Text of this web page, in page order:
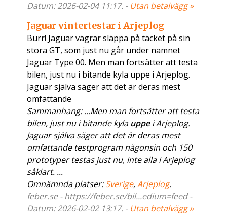
Datum: 2026-02-04 11:17. - Utan betalvägg »
Jaguar vintertestar i Arjeplog
Burr! Jaguar vägrar släppa på täcket på sin
stora GT, som just nu går under namnet
Jaguar Type 00. Men man fortsätter att testa
bilen, just nu i bitande kyla uppe i Arjeplog.
Jaguar själva säger att det är deras mest
omfattande
Sammanhang: ...Men man fortsätter att testa
bilen, just nu i bitande kylauppei Arjeplog.
Jaguar själva säger att det är deras mest
omfattande testprogram någonsin och 150
prototyper testas just nu, inte alla i Arjeplog
såklart. ...
Omnämnda platser:Sverige,Arjeplog.
feber.se - https://feber.se/bil...edium=feed -
Datum: 2026-02-02 13:17. - Utan betalvägg »